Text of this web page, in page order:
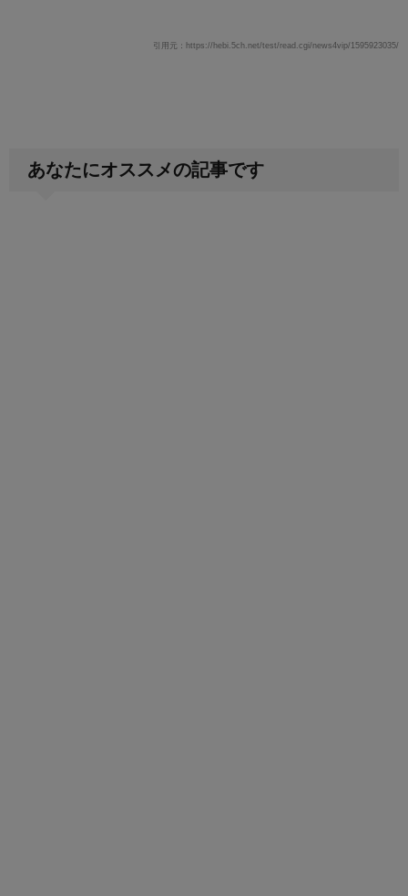
引用元：https://hebi.5ch.net/test/read.cgi/news4vip/1595923035/
あなたにオススメの記事です